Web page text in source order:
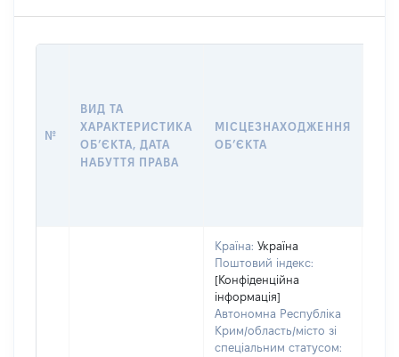
№
ВИД ТА
ХАРАКТЕРИСТИКА
ОБʼЄКТА, ДАТА
НАБУТТЯ ПРАВА
МІСЦЕЗНАХОДЖЕННЯ
ОБʼЄКТА
Країна: Україна
Поштовий індекс:
[Конфіденційна
інформація]
Автономна Республіка
Крим/область/місто зі
спеціальним статусом: